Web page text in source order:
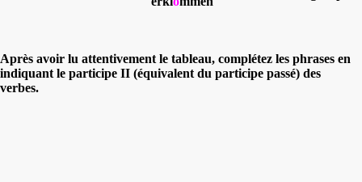
Après avoir lu attentivement le tableau, complétez les phrases en
indiquant le participe II (équivalent du participe passé) des
verbes.